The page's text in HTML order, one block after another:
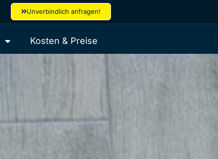
Unverbindlich anfragen!
Kosten & Preise